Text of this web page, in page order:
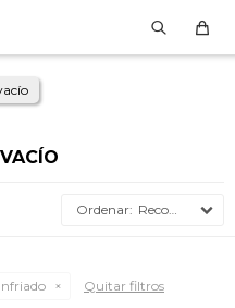
Recomendados
Quitar filtros